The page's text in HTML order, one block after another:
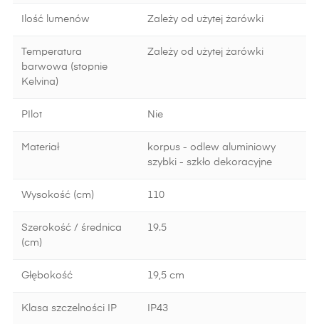
Ilość lumenów Zależy od użytej żarówki
Temperatura
barwowa (stopnie
Kelvina)
Zależy od użytej żarówki
PIlot Nie
Materiał
korpus - odlew aluminiowy
szybki - szkło dekoracyjne
Wysokość (cm) 110
Szerokość / średnica
(cm)
19.5
Głębokość 19,5 cm
Klasa szczelności IP IP43